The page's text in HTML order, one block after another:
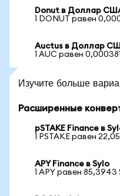
Donut в Доллар
1 DONUT равен
Auctus в Доллар
1 AUC равен
Изучите больше
Расширенные
pSTAKE Finance в
1 PSTAKE равен
APY Finance в Sylo
1 APY равен 85,3943